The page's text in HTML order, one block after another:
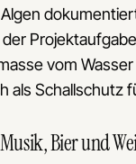
vom
als Schallschutz
Bier und